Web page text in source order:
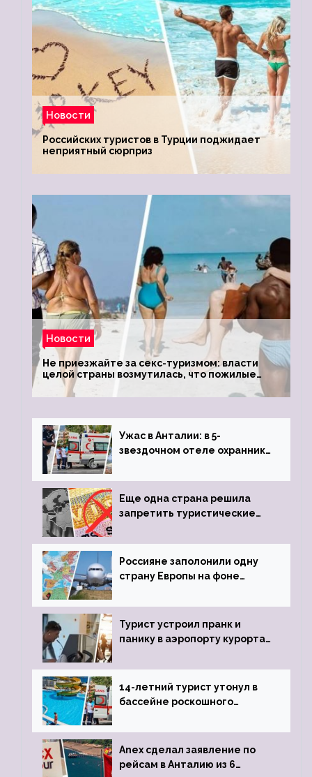
Новости
Российских туристов в Турции поджидает
неприятный сюрприз
Новости
Не приезжайте за секс-туризмом: власти
целой страны возмутилась, что пожилые
туристки массово едут к ним, чтобы
обзавестись молодыми любовниками
Ужас в Анталии: в 5-
звездочном отеле охранник
пистолета
Еще одна страна решила
запретить туристические
Россияне заполонили одну
страну Европы на фоне
виз
Турист устроил пранк и
панику в аэропорту курорта,
задержке рейса
14-летний турист утонул в
бассейне роскошного
Anex сделал заявление по
рейсам в Анталию из 6